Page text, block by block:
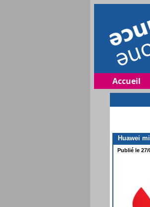
Accueil
Huawei
Publié le 27/